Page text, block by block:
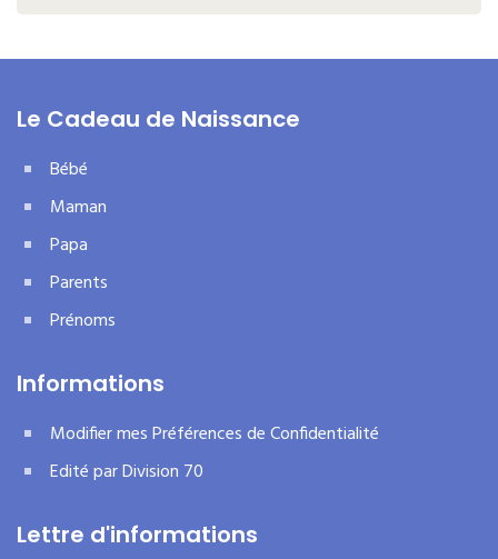
Le Cadeau de Naissance
Bébé
Maman
Papa
Parents
Prénoms
Informations
Modifier mes Préférences de Confidentialité
Edité par Division 70
Lettre d'informations